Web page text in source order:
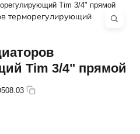
Tim 3/4" прямой
Tim 3/4" прямой